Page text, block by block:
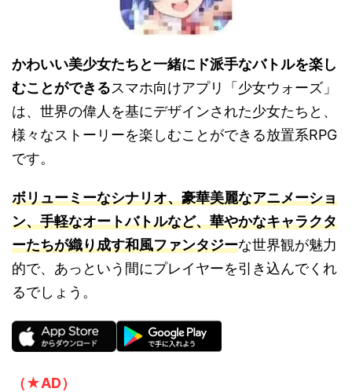
かわいい美少女たちと一緒にド派手なバトルを楽し
むことができるスマホ向けアプリ「少女ウォーズ」
は、世界の偉人を基にデザインされた少女たちと、
様々なストーリーを楽しむことができる放置系RPG
です。
ボリューミーなシナリオ、豪華美麗なアニメーショ
ン、手軽なオートバトルなど、華やかなキャラクタ
ーたちが織り成す和風ファンタジーな世界観が魅力
的で、あっという間にプレイヤーを引き込んでくれ
るでしょう。
（★AD）